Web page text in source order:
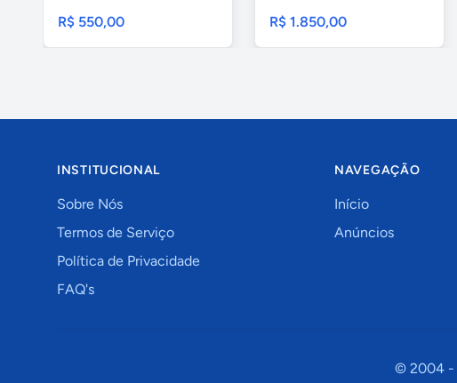
R$ 550,00 R$ 1.850,00
INSTITUCIONAL
Sobre Nós
Termos de Serviço
Política de Privacidade
FAQ's
NAVEGAÇÃO
Início
Anúncios
© 2004 -